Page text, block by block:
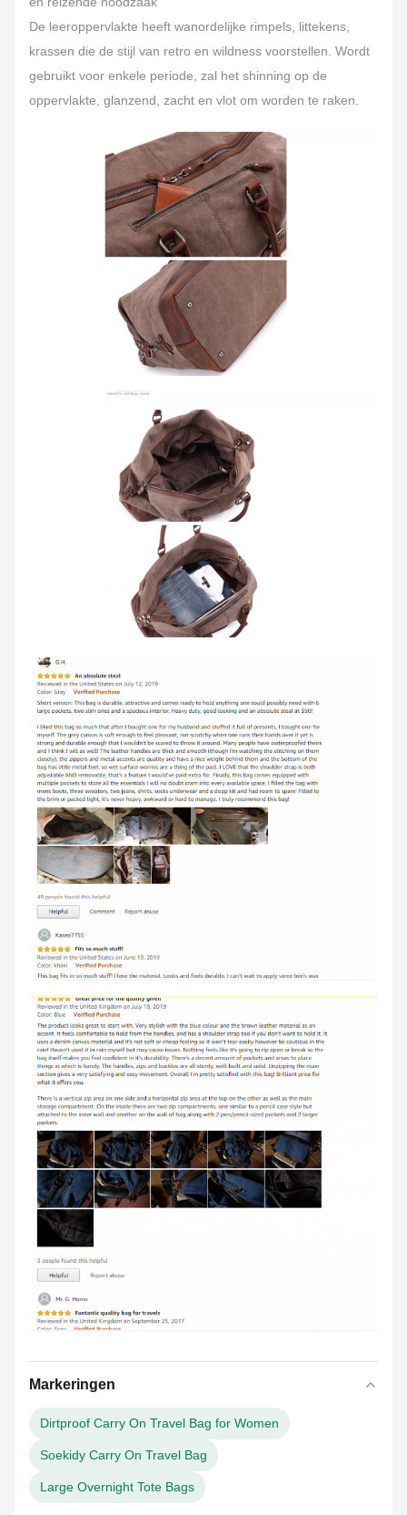
De leeroppervlakte heeft wanordelijke rimpels, littekens,
krassen die de stijl van retro en wildness voorstellen. Wordt
gebruikt voor enkele periode, zal het shinning op de
oppervlakte, glanzend, zacht en vlot om worden te raken.
Markeringen
Dirtproof Carry On Travel Bag for Women
Soekidy Carry On Travel Bag
Large Overnight Tote Bags